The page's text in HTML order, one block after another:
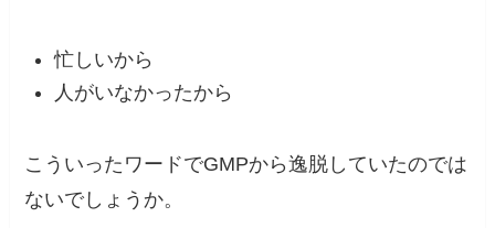
忙しいから
人がいなかったから
こういった ワードでGMPから逸脱していたのでは
ないでしょうか。